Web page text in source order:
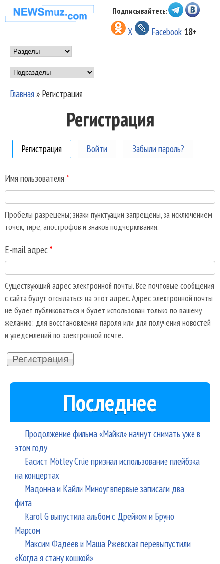
Перейти к основному
содержанию
НОВОСТИ
МУЗЫКИ И
ШОУ БИЗНЕСА
NEWSMUZ.COM
Подписывайтесь:
X Facebook 18+
Main menu
Подразделы
Главная» Регистрация
Регистрация
Регистрация (активная вкладка)
Войти Забыли пароль?
Имя пользователя *
Пробелы разрешены; знаки пунктуации запрещены, за исключением
точек, тире, апострофов и знаков подчеркивания.
E-mail адрес *
Существующий адрес электронной почты. Все почтовые сообщения
с сайта будут отсылаться на этот адрес. Адрес электронной почты
не будет публиковаться и будет использован только по вашему
желанию: для восстановления пароля или для получения новостей
и уведомлений по электронной почте.
Последнее
Продолжение фильма «Майкл» начнут снимать уже в
этом году
Басист Mötley Crüe признал использование плейбэка
на концертах
Мадонна и Кайли Миноуг впервые записали два
фита
Karol G выпустила альбом с Дрейком и Бруно
Марсом
Максим Фадеев и Маша Ржевская перевыпустили
«Когда я стану кошкой»